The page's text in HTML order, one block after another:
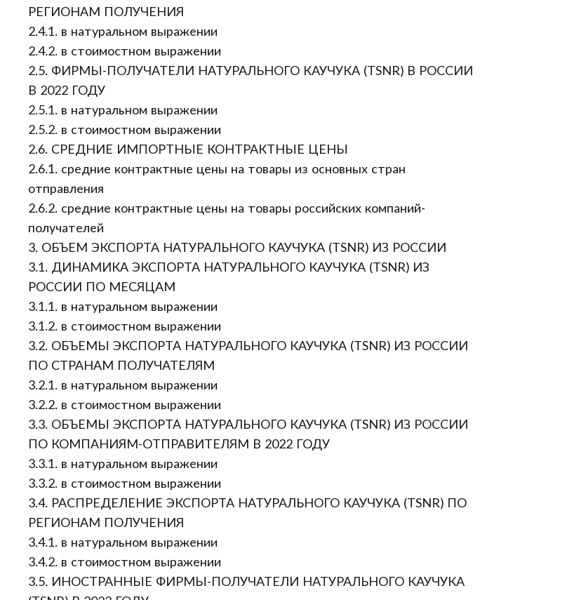
РЕГИОНАМ ПОЛУЧЕНИЯ
2.4.1. в натуральном выражении
2.4.2. в стоимостном выражении
2.5. ФИРМЫ-ПОЛУЧАТЕЛИ НАТУРАЛЬНОГО КАУЧУКА (TSNR) В РОССИИ
В 2022 ГОДУ
2.5.1. в натуральном выражении
2.5.2. в стоимостном выражении
2.6. СРЕДНИЕ ИМПОРТНЫЕ КОНТРАКТНЫЕ ЦЕНЫ
2.6.1. средние контрактные цены на товары из основных стран
отправления
2.6.2. средние контрактные цены на товары российских компаний-
получателей
3. ОБЪЕМ ЭКСПОРТА НАТУРАЛЬНОГО КАУЧУКА (TSNR) ИЗ РОССИИ
3.1. ДИНАМИКА ЭКСПОРТА НАТУРАЛЬНОГО КАУЧУКА (TSNR) ИЗ
РОССИИ ПО МЕСЯЦАМ
3.1.1. в натуральном выражении
3.1.2. в стоимостном выражении
3.2. ОБЪЕМЫ ЭКСПОРТА НАТУРАЛЬНОГО КАУЧУКА (TSNR) ИЗ РОССИИ
ПО СТРАНАМ ПОЛУЧАТЕЛЯМ
3.2.1. в натуральном выражении
3.2.2. в стоимостном выражении
3.3. ОБЪЕМЫ ЭКСПОРТА НАТУРАЛЬНОГО КАУЧУКА (TSNR) ИЗ РОССИИ
ПО КОМПАНИЯМ-ОТПРАВИТЕЛЯМ В 2022 ГОДУ
3.3.1. в натуральном выражении
3.3.2. в стоимостном выражении
3.4. РАСПРЕДЕЛЕНИЕ ЭКСПОРТА НАТУРАЛЬНОГО КАУЧУКА (TSNR) ПО
РЕГИОНАМ ПОЛУЧЕНИЯ
3.4.1. в натуральном выражении
3.4.2. в стоимостном выражении
3.5. ИНОСТРАННЫЕ ФИРМЫ-ПОЛУЧАТЕЛИ НАТУРАЛЬНОГО КАУЧУКА